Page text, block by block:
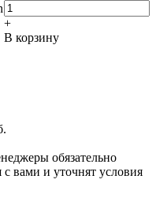
+
В корзину
обязательно
с вами и уточнят условия